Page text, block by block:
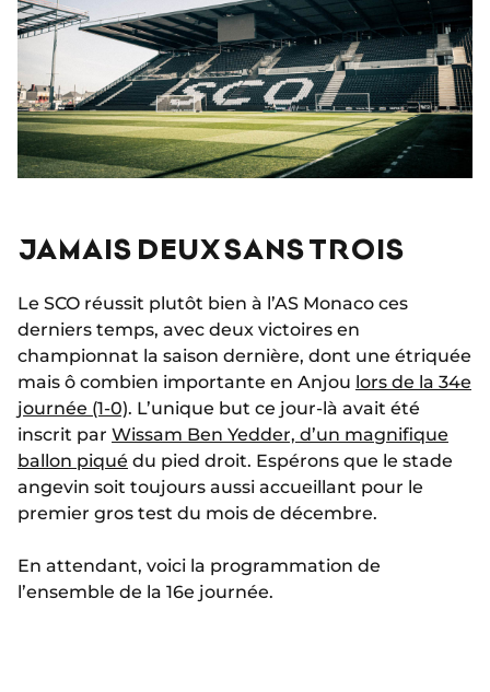
JAMAIS DEUX SANS TROIS
Le SCO réussit plutôt bien à l’AS Monaco ces
derniers temps, avec deux victoires en
championnat la saison dernière, dont une étriquée
mais ô combien importante en Anjou lors de la 34e
journée (1-0). L’unique but ce jour-là avait été
inscrit par Wissam Ben Yedder, d’un magnifique
ballon piqué du pied droit. Espérons que le stade
angevin soit toujours aussi accueillant pour le
premier gros test du mois de décembre.
En attendant, voici la programmation de
l’ensemble de la 16e journée.